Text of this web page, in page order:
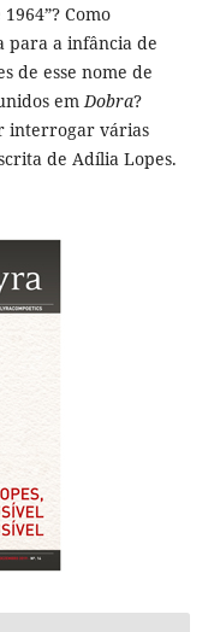
Como
para a infância de
de esse nome de
emDobra?
interrogar várias
de Adília Lopes.